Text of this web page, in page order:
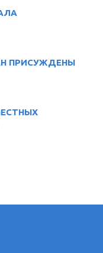
ПРИСУЖДЕНЫ